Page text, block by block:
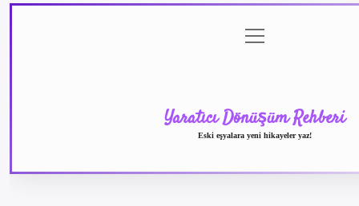
Gizlilik Politikasımenüyü
aç
Yaratıcı Dönüşüm Rehberi
Eski eşyalara yeni hikayeler yaz!